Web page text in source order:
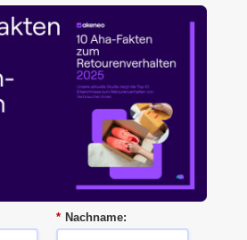
* Nachname: